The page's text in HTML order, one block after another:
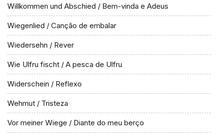
Willkommen und Abschied / Bem-vinda e Adeus
Wiegenlied / Canção de embalar
Wiedersehn / Rever
Wie Ulfru fischt / A pesca de Ulfru
Widerschein / Reflexo
Wehmut / Tristeza
Vor meiner Wiege / Diante do meu berço